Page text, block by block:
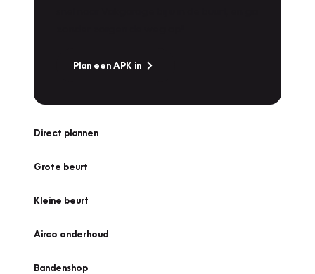
Plan een APK in
Direct plannen
Grote beurt
Kleine beurt
Airco onderhoud
Bandenshop